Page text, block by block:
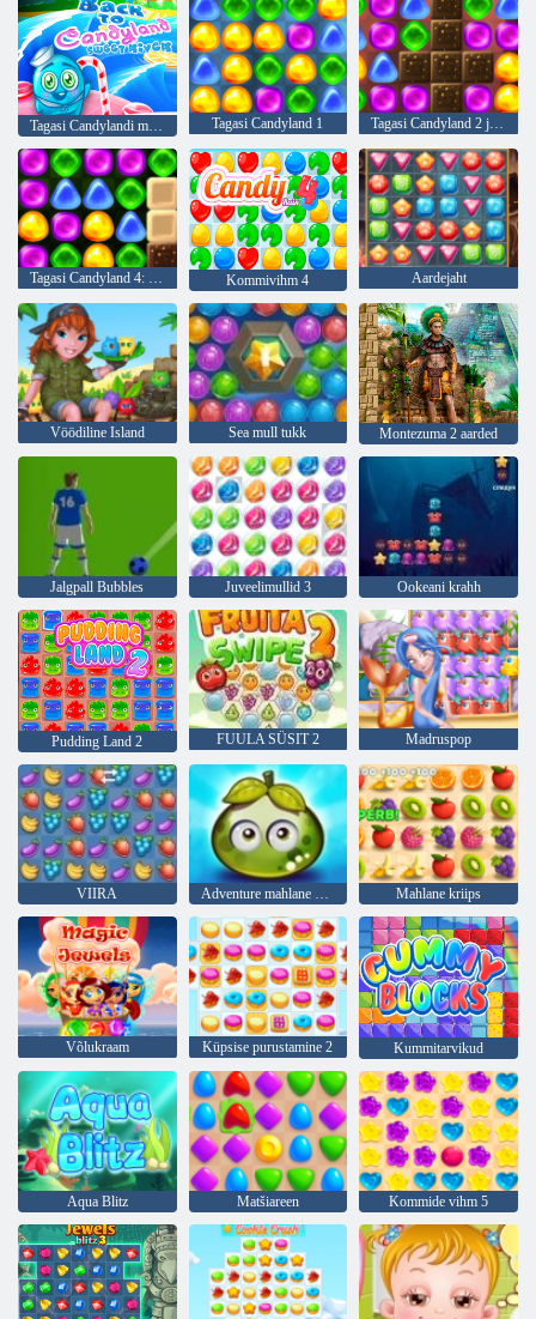
Tagasi Candylandi magusa jõe juurde Tagasi Candyland 1 Tagasi Candyland 2 juurde
Tagasi Candyland 4: Lollipopi aed Kommivihm 4 Aardejaht
Vöödiline Island Sea mull tukk Montezuma 2 aarded
Jalgpall Bubbles Juveelimullid 3 Ookeani krahh
Pudding Land 2 FUULA SÜSIT 2 Madruspop
VIIRA Adventure mahlane marjad Mahlane kriips
Võlukraam Küpsise purustamine 2 Kummitarvikud
Aqua Blitz Matšiareen Kommide vihm 5